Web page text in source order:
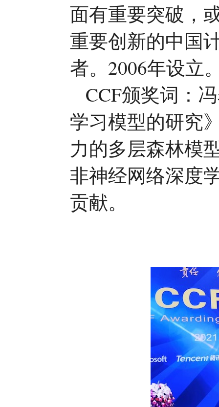
面有重要突破，
重要创新的中国
者。2006年设立
CCF颁奖词：
学习模型的研究
力的多层森林模
非神经网络深度
贡献。